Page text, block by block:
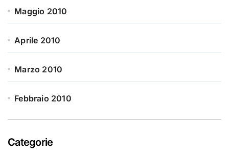
Maggio 2010
Aprile 2010
Marzo 2010
Febbraio 2010
Categorie